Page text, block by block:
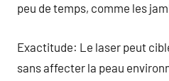
peu de temps, comme les
Exactitude: Le laser peut
sans affecter la peau